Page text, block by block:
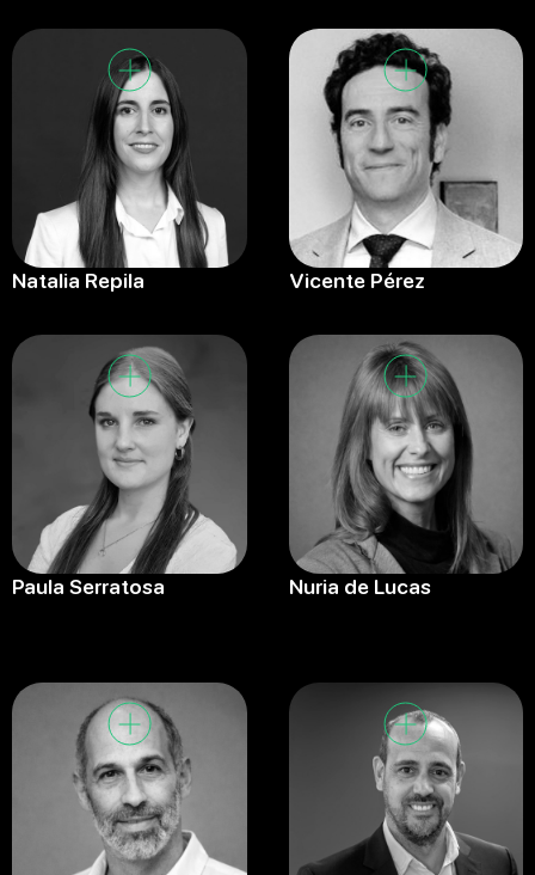
Natalia Repila Vicente Pérez
Paula Serratosa Nuria de Lucas